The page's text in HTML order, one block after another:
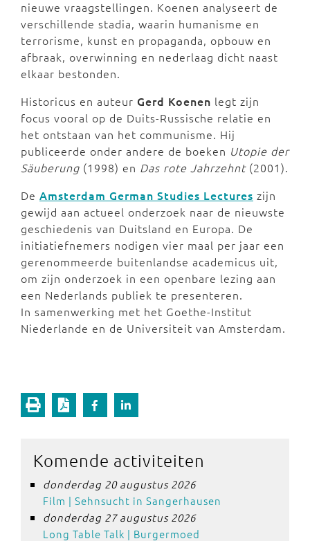
nieuwe vraagstellingen. Koenen analyseert de
verschillende stadia, waarin humanisme en
terrorisme, kunst en propaganda, opbouw en
afbraak, overwinning en nederlaag dicht naast
elkaar bestonden.
Historicus en auteur Gerd Koenen legt zijn
focus vooral op de Duits-Russische relatie en
het ontstaan van het communisme. Hij
publiceerde onder andere de boeken Utopie der
Säuberung (1998) en Das rote Jahrzehnt(2001).
De Amsterdam German Studies Lectures zijn
gewijd aan actueel onderzoek naar de nieuwste
geschiedenis van Duitsland en Europa. De
initiatiefnemers nodigen vier maal per jaar een
gerenommeerde buitenlandse academicus uit,
om zijn onderzoek in een openbare lezing aan
een Nederlands publiek te presenteren.
In samenwerking met het Goethe-Institut
Niederlande en de Universiteit van Amsterdam.
Komende activiteiten
donderdag 20 augustus 2026
Film | Sehnsucht in Sangerhausen
donderdag 27 augustus 2026
Long Table Talk | Burgermoed